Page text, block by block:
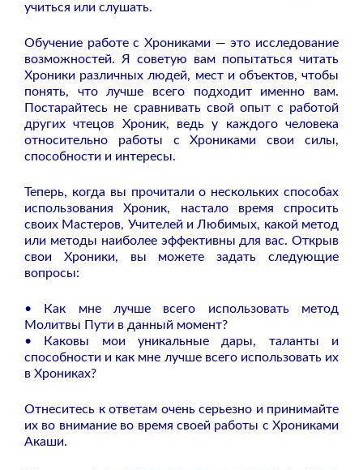
учиться или слушать.
Обучение работе с Хрониками — это исследование
возможностей. Я советую вам попытаться читать
Хроники различных людей, мест и объектов, чтобы
понять, что лучше всего подходит именно вам.
Постарайтесь не сравнивать свой опыт с работой
других чтецов Хроник, ведь у каждого человека
относительно работы с Хрониками свои силы,
способности и интересы.
Теперь, когда вы прочитали о нескольких способах
использования Хроник, настало время спросить
своих Мастеров, Учителей и Любимых, какой метод
или методы наиболее эффективны для вас. Открыв
свои Хроники, вы можете задать следующие
вопросы:
• Как мне лучше всего использовать метод
Молитвы Пути в данный момент?
• Каковы мои уникальные дары, таланты и
способности и как мне лучше всего использовать их
в Хрониках?
Отнеситесь к ответам очень серьезно и принимайте
их во внимание во время своей работы с Хрониками
Акаши.